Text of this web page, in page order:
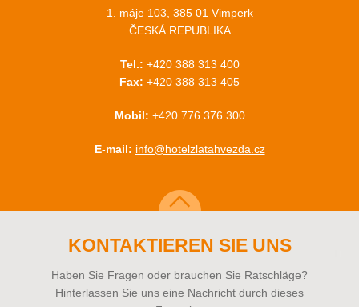
1. máje 103, 385 01 Vimperk
ČESKÁ REPUBLIKA
Tel.: +420 388 313 400
Fax: +420 388 313 405
Mobil: +420 776 376 300
E-mail: info@hotelzlatahvezda.cz
KONTAKTIEREN SIE UNS
Haben Sie Fragen oder brauchen Sie Ratschläge?
Hinterlassen Sie uns eine Nachricht durch dieses